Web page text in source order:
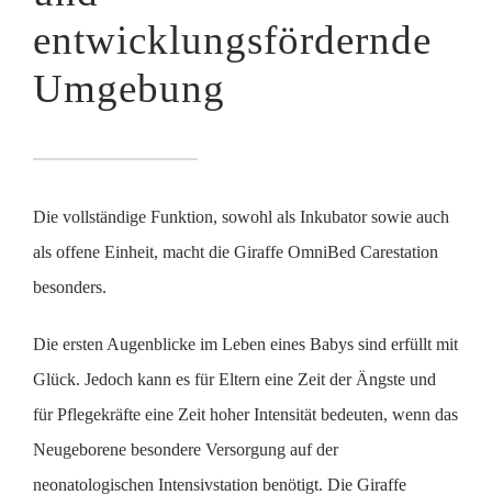
entwicklungsfördernde
Umgebung
Die vollständige Funktion, sowohl als Inkubator sowie auch
als offene Einheit, macht die Giraffe OmniBed Carestation
besonders.
Die ersten Augenblicke im Leben eines Babys sind erfüllt mit
Glück. Jedoch kann es für Eltern eine Zeit der Ängste und
für Pflegekräfte eine Zeit hoher Intensität bedeuten, wenn das
Neugeborene besondere Versorgung auf der
neonatologischen Intensivstation benötigt. Die Giraffe